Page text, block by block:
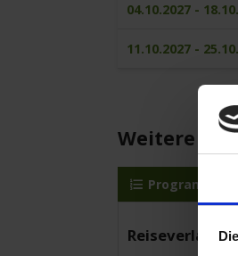
04.10.2027 -
11.10.2027 -
Weitere
Programm
Reiseverlauf